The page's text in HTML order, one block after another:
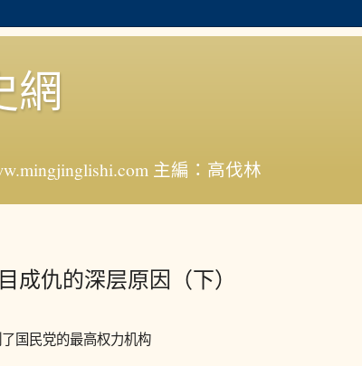
網
主編：高伐林
成仇的深层原因（下）
国民党的最高权力机构